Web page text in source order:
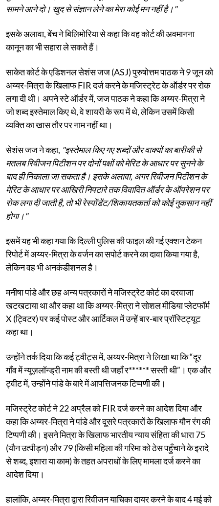
सामने आने दो। खुद से संज्ञान लेने का मेरा कोई मन नहीं है।"
इसके अलावा, बेंच ने बिलिमोरिया से कहा कि वह कोर्ट की अवमानना ​​
कानून का भी सहारा ले सकते हैं।
साकेत कोर्ट के एडिशनल सेशंस जज (ASJ) पुरुषोत्तम पाठक ने 9 जून को
अय्यर-मित्रा के खिलाफ FIR दर्ज करने के मजिस्ट्रेट के ऑर्डर पर रोक
लगा दी थी। अपने स्टे ऑर्डर में, जज पाठक ने कहा कि अय्यर-मित्रा ने
जो शब्द इस्तेमाल किए थे, वे शायरी के रूप में थे, लेकिन उसमें किसी
व्यक्ति का खास तौर पर नाम नहीं था।
सेशंस जज ने कहा, "इस्तेमाल किए गए शब्दों और वाक्यों का बारीकी से
मतलब रिवीजन पिटीशन पर दोनों पक्षों को मेरिट के आधार पर सुनने के
बाद ही निकाला जा सकता है। इसके अलावा, अगर रिवीजन पिटीशन के
मेरिट के आधार पर आखिरी निपटारे तक विवादित ऑर्डर के ऑपरेशन पर
रोक लगा दी जाती है, तो भी रेस्पोंडेंट/शिकायतकर्ता को कोई नुकसान नहीं
होगा।"
इसमें यह भी कहा गया कि दिल्ली पुलिस की फाइल की गई एक्शन टेकन
रिपोर्ट में अय्यर-मित्रा के वर्जन का सपोर्ट करने का दावा किया गया है,
लेकिन वह भी अनकंडीशनल है।
मनीषा पांडे और छह अन्य पत्रकारों ने मजिस्ट्रेट कोर्ट का दरवाजा
खटखटाया था और कहा था कि अय्यर-मित्रा ने सोशल मीडिया प्लेटफॉर्म
X (ट्विटर) पर कई पोस्ट और आर्टिकल में उन्हें बार-बार प्रॉस्टिट्यूट
कहा था।
उन्होंने तर्क दिया कि कई ट्वीट्स में, अय्यर-मित्रा ने लिखा था कि “दूर
गाँव में न्यूज़लॉन्ड्री नाम की बस्ती थी जहाँ र****** सस्ती थी”। एक और
ट्वीट में, उन्होंने पांडे के बारे में आपत्तिजनक टिप्पणी की।
मजिस्ट्रेट कोर्ट ने 22 अप्रैल को FIR दर्ज करने का आदेश दिया और
कहा कि अय्यर-मित्रा ने पांडे और दूसरे पत्रकारों के खिलाफ यौन रंग की
टिप्पणी की। इसने मित्रा के खिलाफ भारतीय न्याय संहिता की धारा 75
(यौन उत्पीड़न) और 79 (किसी महिला की गरिमा को ठेस पहुँचाने के इरादे
से शब्द, इशारा या काम) के तहत अपराधों के लिए मामला दर्ज करने का
आदेश दिया।
हालांकि, अय्यर-मित्रा द्वारा रिवीजन याचिका दायर करने के बाद 4 मई को